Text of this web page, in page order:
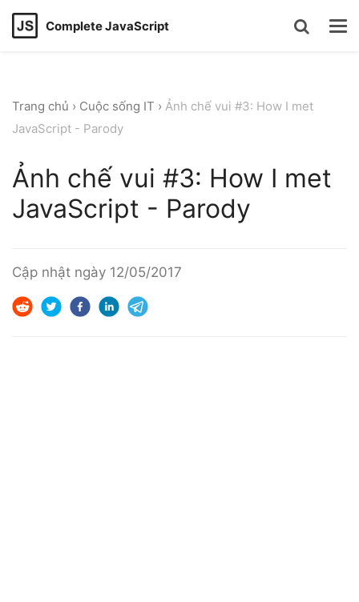
Complete JavaScript
Trang chủ › Cuộc sống IT › Ảnh chế vui #3: How I met
JavaScript - Parody
Ảnh chế vui #3: How I met
JavaScript - Parody
Cập nhật ngày 12/05/2017